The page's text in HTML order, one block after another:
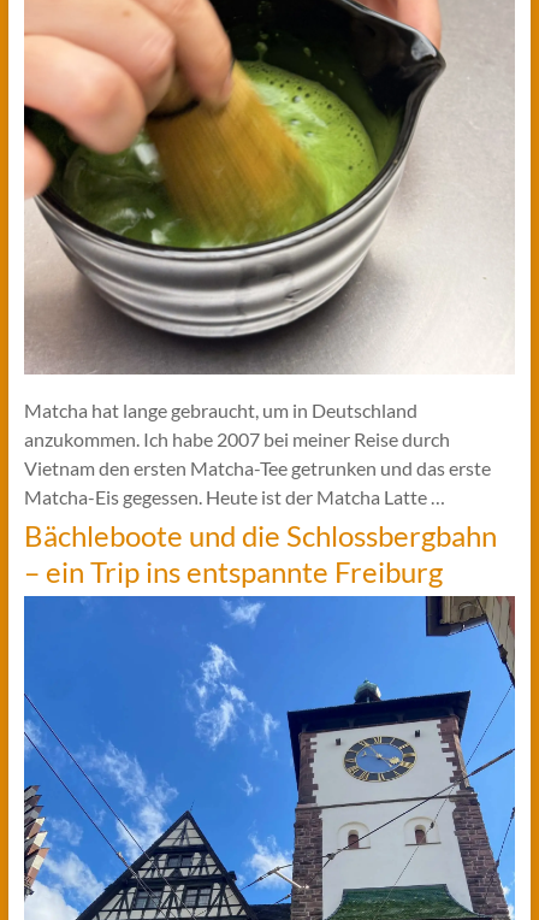
Matcha hat lange gebraucht, um in Deutschland
anzukommen. Ich habe 2007 bei meiner Reise durch
Vietnam den ersten Matcha-Tee getrunken und das erste
Matcha-Eis gegessen. Heute ist der Matcha Latte …
Bächleboote und die Schlossbergbahn
– ein Trip ins entspannte Freiburg